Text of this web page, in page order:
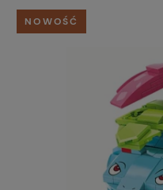
NOWOŚĆ